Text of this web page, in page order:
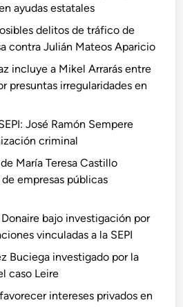
ayudas estatales
delitos de tráfico de
contra Julián Mateos Aparicio
incluye a Mikel Arrarás entre
presuntas irregularidades en
José Ramón Sempere
criminal
María Teresa Castillo
empresas públicas
bajo investigación por
vinculadas a la SEPI
Buciega investigado por la
caso Leire
intereses privados en